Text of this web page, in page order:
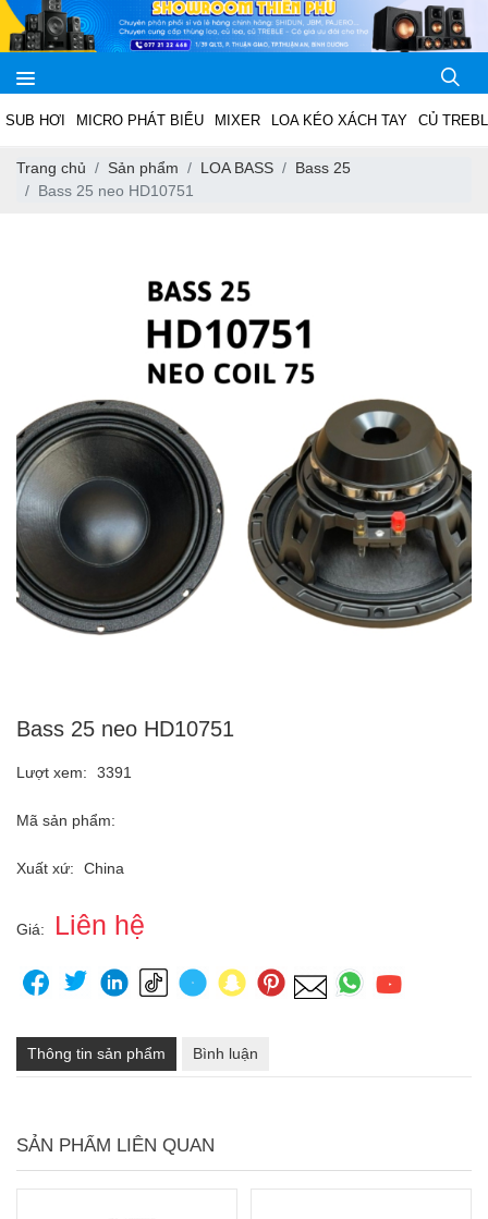
SUB HƠI MICRO PHÁT BIỂU MIXER LOA KÉO XÁCH TAY CỦ
Trang chủ Sản phẩm LOA BASS
Bass 25
Bass 25 neo HD10751
Bass 25 neo HD10751
Lượt xem: 3391
Mã sản phẩm:
Xuất xứ: China
Giá: Liên hệ
Thông tin sản phẩm Bình luận
SẢN PHẨM LIÊN QUAN